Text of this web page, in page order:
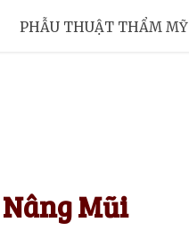
PHẪU THUẬT THẨM MỸ
Mũi